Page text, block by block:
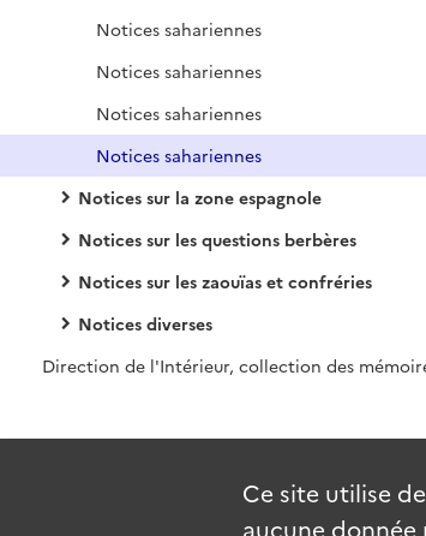
Notices sahariennes
Notices sahariennes
Notices sahariennes
Notices sahariennes
Notices sur la zone espagnole
Notices sur les questions berbères
Notices sur les zaouïas et confréries
Notices diverses
Direction de l'Intérieur, collection des
Ce site utilise
aucune